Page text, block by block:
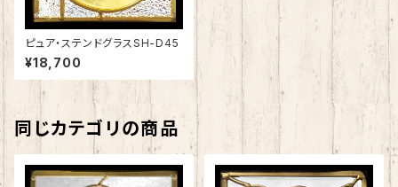
ピュア・ステンドグラスSH-D45
¥18,700
同じカテゴリの商品